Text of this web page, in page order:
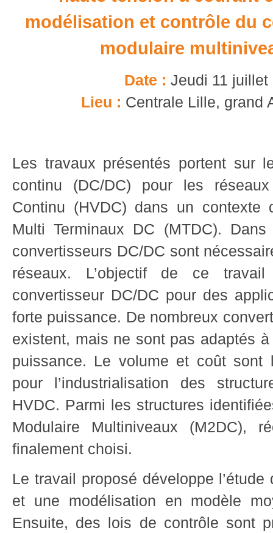
modélisation et contrôle du
modulaire
Date : Jeudi 11 juillet
Lieu : Centrale Lille, grand
Les travaux présentés portent sur
continu (DC/DC) pour les
Continu (HVDC) dans un
Multi Terminaux DC (MTDC).
convertisseurs DC/DC sont
réseaux. L’objectif de ce
convertisseur DC/DC pour des
forte puissance. De nombreux
existent, mais ne sont pas adaptés
puissance. Le volume et coût sont
pour l’industrialisation des
HVDC. Parmi les structures
Modulaire Multiniveaux (M2DC),
finalement choisi.
Le travail proposé développe
et une modélisation en modèle
Ensuite, des lois de contrôle sont